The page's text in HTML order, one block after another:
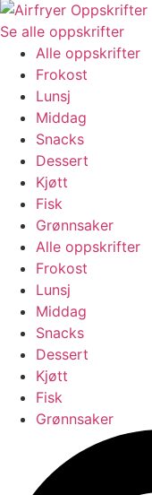
Se alle oppskrifter
Alle oppskrifter
Frokost
Lunsj
Middag
Snacks
Dessert
Kjøtt
Fisk
Grønnsaker
Alle oppskrifter
Frokost
Lunsj
Middag
Snacks
Dessert
Kjøtt
Fisk
Grønnsaker